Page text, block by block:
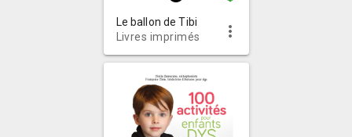
Le ballon de Tibi
Livres imprimés
more_vert